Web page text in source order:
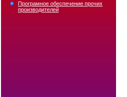
Програмное обеспечение прочих
производителей